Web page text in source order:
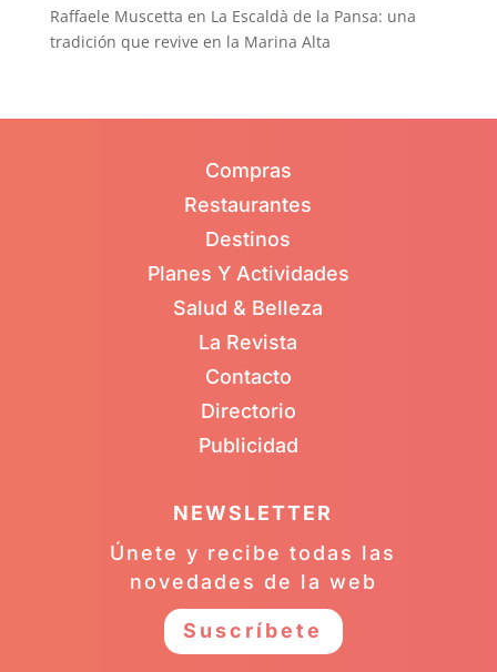
Raffaele Muscetta en La Escaldà de la Pansa: una
tradición que revive en la Marina Alta
Compras
Restaurantes
Destinos
Planes Y Actividades
Salud & Belleza
La Revista
Contacto
Directorio
Publicidad
NEWSLETTER
Únete y recibe todas las
novedades de la web
Suscríbete